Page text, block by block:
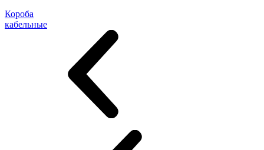
Короба
кабельные